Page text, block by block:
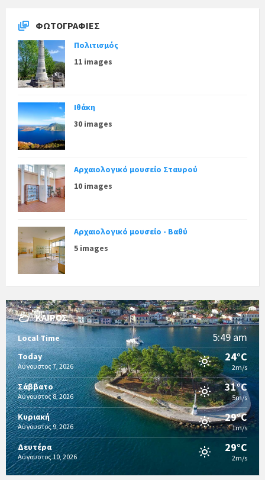
ΦΩΤΟΓΡΑΦΊΕΣ
Πολιτισμός
11 images
Ιθάκη
30 images
Αρχαιολογικό μουσείο Σταυρού
10 images
Αρχαιολογικό μουσείο - Βαθύ
5 images
ΚΑΙΡΌΣ
Local Time 5:49 am
Today
Αύγουστος 7, 2026
24°C
2m/s
Σάββατο
Αύγουστος 8, 2026
31°C
5m/s
Κυριακή
Αύγουστος 9, 2026
29°C
1m/s
Δευτέρα
Αύγουστος 10, 2026
29°C
2m/s